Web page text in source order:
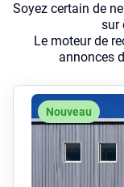
Soyez certain de
sur
Le moteur de
annonces
Nouveau